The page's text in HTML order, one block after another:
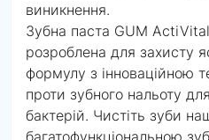
виникнення.
Зубна паста GUM
розроблена для захисту
формулу з інноваційною
проти зубного нальоту
бактерій. Чистіть зуби
багатофункціональною